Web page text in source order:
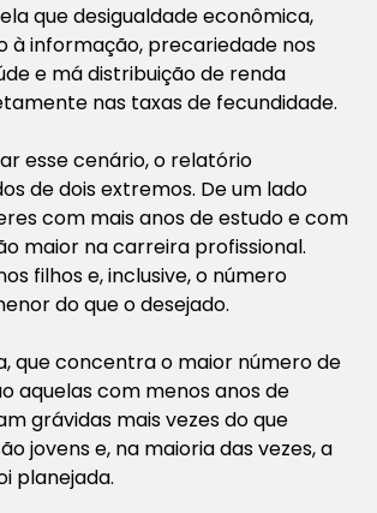
que desigualdade econômica,
à informação, precariedade nos
e má distribuição de renda
nas taxas de fecundidade.
esse cenário, o relatório
de dois extremos. De um lado
com mais anos de estudo e com
maior na carreira profissional.
filhos e, inclusive, o número
do que o desejado.
que concentra o maior número de
aquelas com menos anos de
grávidas mais vezes do que
jovens e, na maioria das vezes, a
planejada.